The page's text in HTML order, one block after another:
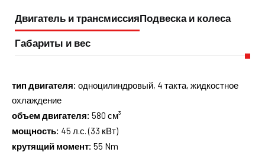
Двигатель и трансмиссияПодвеска и колеса
Габариты и вес
тип двигателя: одноцилиндровый, 4 такта, жидкостное
охлаждение
объем двигателя: 580 см³
мощность: 45 л.с. (33 кВт)
крутящий момент: 55 Nm